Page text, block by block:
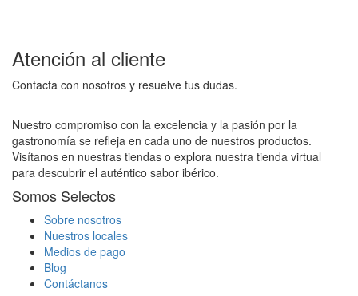
Atención al cliente
Contacta con nosotros y resuelve tus dudas.
Nuestro compromiso con la excelencia y la pasión por la
gastronomía se refleja en cada uno de nuestros productos.
Visítanos en nuestras tiendas o explora nuestra tienda virtual
para descubrir el auténtico sabor ibérico.
Somos Selectos
Sobre nosotros
Nuestros locales
Medios de pago
Blog
Contáctanos